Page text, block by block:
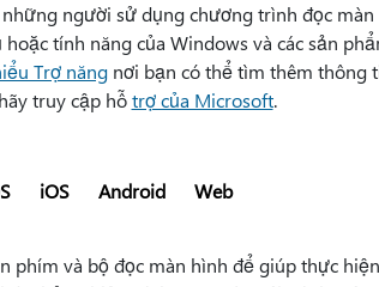
người sử dụng chương trình đọc
hoặc tính năng của Windows và các sản
Trợ năngnơi bạn có thể tìm thêm thông
truy cập hỗtrợ của Microsoft.
iOS Android Web
phím và bộ đọc màn hình để giúp thực